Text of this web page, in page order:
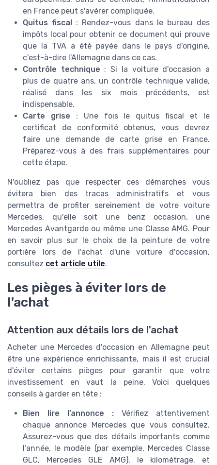
en France peut s'avérer compliquée.
Quitus fiscal
: Rendez-vous dans le bureau des
impôts local pour obtenir ce document qui prouve
que la TVA a été payée dans le pays d'origine,
c'est-à-dire l'Allemagne dans ce cas.
Contrôle technique : Si la voiture d'occasion a
plus de quatre ans, un contrôle technique valide,
réalisé dans les six mois précédents, est
indispensable.
Carte grise : Une fois le quitus fiscal et le
certificat de conformité obtenus, vous devrez
faire une demande de carte grise en France.
Préparez-vous à des frais supplémentaires pour
cette étape.
N'oubliez pas que respecter ces démarches vous
évitera bien des tracas administratifs et vous
permettra de profiter sereinement de votre voiture
Mercedes, qu'elle soit une benz occasion, une
Mercedes Avantgarde ou même une Classe AMG. Pour
en savoir plus sur le choix de la peinture de votre
portière lors de l'achat d'une voiture d'occasion,
consultez cet article utile.
Les pièges à éviter lors de
l'achat
Attention aux détails lors de l'achat
Acheter une Mercedes d'occasion en Allemagne peut
être une expérience enrichissante, mais il est crucial
d'éviter certains pièges pour garantir que votre
investissement en vaut la peine. Voici quelques
conseils à garder en tête :
Bien lire l’annonce : Vérifiez attentivement
chaque annonce Mercedes que vous consultez.
Assurez-vous que des détails importants comme
l’année, le modèle (par exemple, Mercedes Classe
GLC, Mercedes GLE AMG), le kilométrage, et